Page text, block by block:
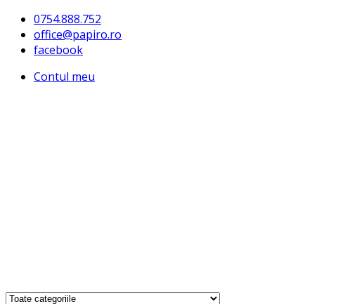
0754.888.752
office@papiro.ro
facebook
Contul meu